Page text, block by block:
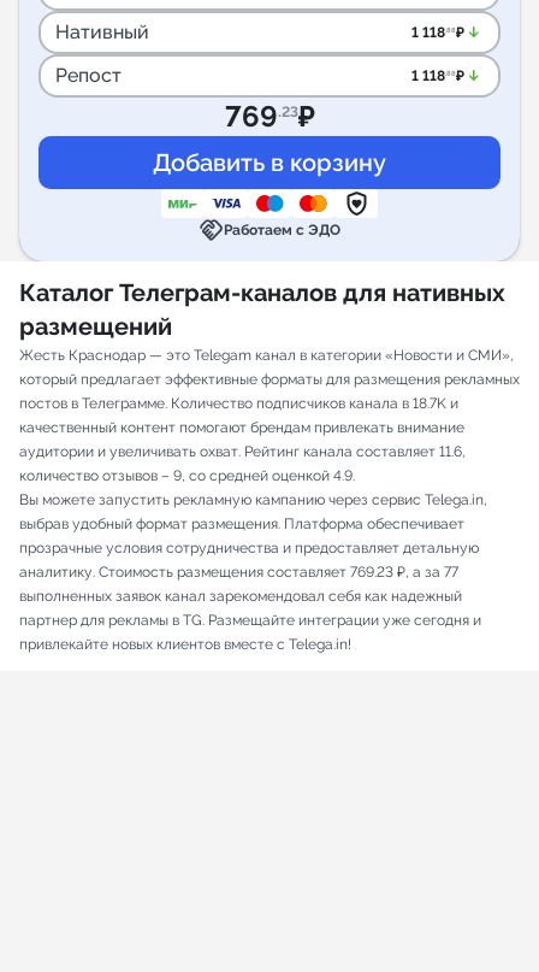
Нативный 1 118.88₽ arrow_downward_alt
Репост 1 118.88₽ arrow_downward_alt
769.23₽
handshakeРаботаем с ЭДО
Каталог Телеграм-каналов для нативных
размещений
Жесть Краснодар — это Telegam канал в категории «Новости и СМИ»,
который предлагает эффективные форматы для размещения рекламных
постов в Телеграмме. Количество подписчиков канала в 18.7K и
качественный контент помогают брендам привлекать внимание
аудитории и увеличивать охват. Рейтинг канала составляет 11.6,
количество отзывов – 9, со средней оценкой 4.9.
Вы можете запустить рекламную кампанию через сервис Telega.in,
выбрав удобный формат размещения. Платформа обеспечивает
прозрачные условия сотрудничества и предоставляет детальную
аналитику. Стоимость размещения составляет 769.23 ₽, а за 77
выполненных заявок канал зарекомендовал себя как надежный
партнер для рекламы в TG. Размещайте интеграции уже сегодня и
привлекайте новых клиентов вместе с Telega.in!